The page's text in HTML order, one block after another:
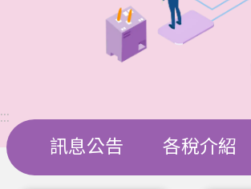
:::
訊息公告 各稅介紹